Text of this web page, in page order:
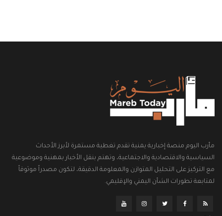
مأرب اليوم منصة إخبارية يمنية تقدم تغطية مستمرة لأبرز الأحداث
السياسية والاقتصادية والاجتماعية، وتهتم بنقل الأخبار بمهنية وموضوعية
مع التركيز على التحليل المتوازن والمعلومة الدقيقة، لتكون مصدراً موثوقاً
لمتابعة تطورات الشأن اليمني والإقليمي.